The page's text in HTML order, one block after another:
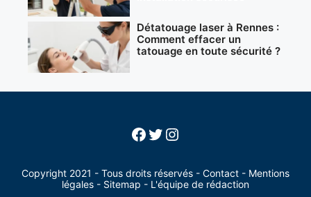
Détatouage laser à Rennes :
Comment effacer un
tatouage en toute sécurité ?
Facebook
Twitter
Instagram
Copyright 2021 - Tous droits réservés - Contact - Mentions
légales - Sitemap - L'équipe de rédaction